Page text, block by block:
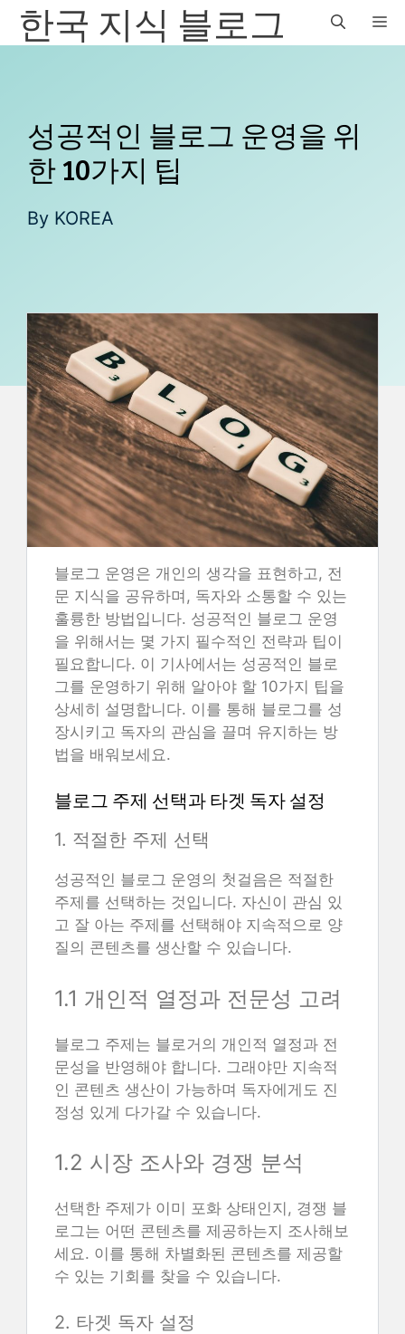
한국 지식 블로그
성공적인 블로그 운영을 위
한 10가지 팁
By KOREA
블로그 운영은 개인의 생각을 표현하고, 전
문 지식을 공유하며, 독자와 소통할 수 있는
훌륭한 방법입니다. 성공적인 블로그 운영
을 위해서는 몇 가지 필수적인 전략과 팁이
필요합니다. 이 기사에서는 성공적인 블로
그를 운영하기 위해 알아야 할 10가지 팁을
상세히 설명합니다. 이를 통해 블로그를 성
장시키고 독자의 관심을 끌며 유지하는 방
법을 배워보세요.
블로그 주제 선택과 타겟 독자 설정
1. 적절한 주제 선택
성공적인 블로그 운영의 첫걸음은 적절한
주제를 선택하는 것입니다. 자신이 관심 있
고 잘 아는 주제를 선택해야 지속적으로 양
질의 콘텐츠를 생산할 수 있습니다.
1.1 개인적 열정과 전문성 고려
블로그 주제는 블로거의 개인적 열정과 전
문성을 반영해야 합니다. 그래야만 지속적
인 콘텐츠 생산이 가능하며 독자에게도 진
정성 있게 다가갈 수 있습니다.
1.2 시장 조사와 경쟁 분석
선택한 주제가 이미 포화 상태인지, 경쟁 블
로그는 어떤 콘텐츠를 제공하는지 조사해보
세요. 이를 통해 차별화된 콘텐츠를 제공할
수 있는 기회를 찾을 수 있습니다.
2. 타겟 독자 설정